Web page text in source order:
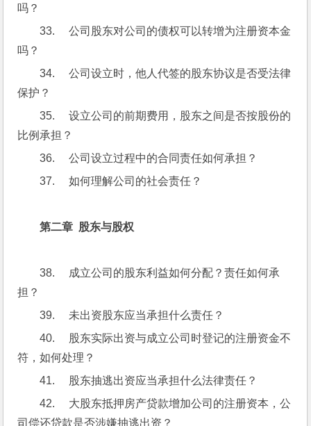
吗？
33.     公司股东对公司的债权可以转增为注册资本金
吗？
34.     公司设立时，他人代签的股东协议是否受法律
保护？
35.     设立公司的前期费用，股东之间是否按股份的
比例承担？
36.     公司设立过程中的合同责任如何承担？
37.     如何理解公司的社会责任？
第二章  股东与股权
38.     成立公司的股东利益如何分配？责任如何承
担？
39.     未出资股东应当承担什么责任？
40.     股东实际出资与成立公司时登记的注册资金不
符，如何处理？
41.     股东抽逃出资应当承担什么法律责任？
42.     大股东抵押房产贷款增加公司的注册资本，公
司偿还贷款是否涉嫌抽逃出资？